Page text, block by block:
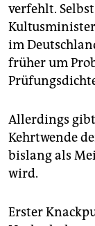
verfehlt.
im
früher um
Allerdings gibt
Kehrtwende
bislang als
wird.
Erster